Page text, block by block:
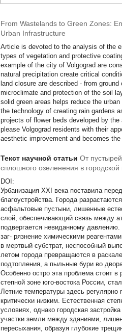
From Wastelands to Green Zones:
Urban Infrastructure
Article is devoted to the analysis of the
types of vegetation and protective
example of the city of Volgograd are
natural precipitation create critical
land closure are described - from
microclimate and protection of the soil
solid green areas helps reduce the
the technology of creating rain gardens
projects of flower beds developed by
please Volgograd residents with their
aesthetic improvement and becomes
Текст научной статьи От
сплошного озеленения в городской
DOI:
Урбанизация XXI века поставила
благоустройства. Города
асфальтовые пустыни, лишенные
слой, обеспечивающий связь между
подвергается невиданному
заг- рязнение химическими
в мертвый субстрат, неспособный
летом города превращаются в
подтопления, а пыльные бури во
Особенно остро эта проблема стоит
степной зоне юго-востока России,
Летние температуры здесь
критически низким. Естественная
условиях, однако городская
участки земли между зданиями,
пересыхания, образуя глубокие